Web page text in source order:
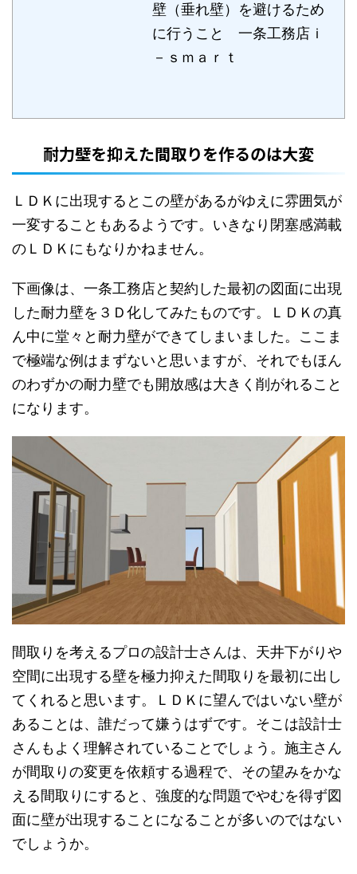
壁（垂れ壁）を避けるため
に行うこと 一条工務店ｉ
－ｓｍａｒｔ
耐力壁を抑えた間取りを作るのは大変
ＬＤＫに出現するとこの壁があるがゆえに雰囲気が
一変することもあるようです。いきなり閉塞感満載
のＬＤＫにもなりかねません。
下画像は、一条工務店と契約した最初の図面に出現
した耐力壁を３Ｄ化してみたものです。ＬＤＫの真
ん中に堂々と耐力壁ができてしまいました。ここま
で極端な例はまずないと思いますが、それでもほん
のわずかの耐力壁でも開放感は大きく削がれること
になります。
間取りを考えるプロの設計士さんは、天井下がりや
空間に出現する壁を極力抑えた間取りを最初に出し
てくれると思います。ＬＤＫに望んではいない壁が
あることは、誰だって嫌うはずです。そこは設計士
さんもよく理解されていることでしょう。施主さん
が間取りの変更を依頼する過程で、その望みをかな
える間取りにすると、強度的な問題でやむを得ず図
面に壁が出現することになることが多いのではない
でしょうか。